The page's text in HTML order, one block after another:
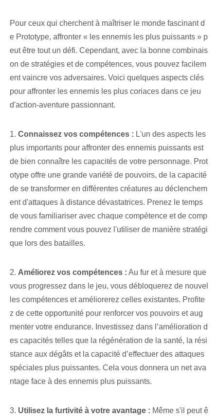
Pour ceux qui cherchent à maîtriser⁢ le monde fascinant d
e Prototype, affronter « les ennemis les plus puissants » p
eut être tout un défi. Cependant, avec la bonne combinais
on de stratégies et de compétences, vous pouvez facilem
ent vaincre vos adversaires. Voici quelques aspects clés
pour affronter les ennemis les plus coriaces dans ce jeu
d'action-aventure passionnant.
1.⁤ Connaissez vos compétences : L'un des aspects les
plus importants pour affronter des ennemis puissants est
de bien connaître les capacités de votre personnage. Prot
otype offre une grande variété de pouvoirs, de la capacité
de se transformer en différentes créatures au déclenchem
ent d'attaques à distance dévastatrices. Prenez le temps
de vous familiariser avec chaque compétence et de comp
rendre comment vous pouvez l'utiliser de manière stratégi
que lors des batailles.
2. Améliorez vos compétences : Au fur et à mesure que
vous progressez dans le jeu, vous débloquerez de nouvel
les compétences et améliorerez celles existantes. Profite
z de cette opportunité pour renforcer vos pouvoirs et aug
menter votre endurance. Investissez dans l’amélioration d
es capacités telles que la régénération de la santé, la rési
stance aux dégâts et la capacité d’effectuer des attaques
spéciales plus puissantes. Cela vous donnera un net ava
ntage face à des ennemis plus puissants.
3. Utilisez la furtivité à votre avantage : Même s'il peut ê